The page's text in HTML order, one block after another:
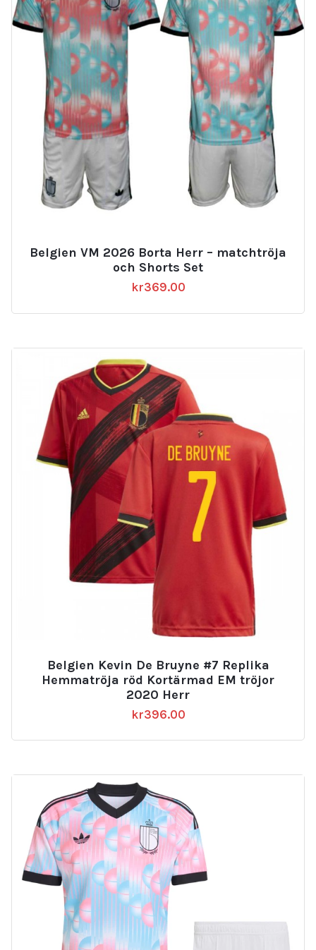
Belgien VM 2026 Borta Herr – matchtröja
och Shorts Set
kr369.00
Belgien Kevin De Bruyne #7 Replika
Hemmatröja röd Kortärmad EM tröjor
2020 Herr
kr396.00